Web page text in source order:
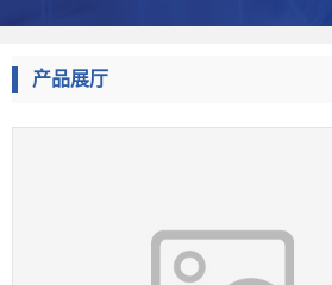
产品展厅